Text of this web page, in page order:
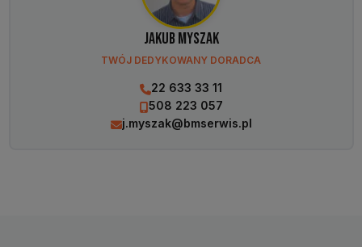
Jakub Myszak
TWÓJ DEDYKOWANY DORADCA
22 633 33 11
508 223 057
j.myszak@bmserwis.pl